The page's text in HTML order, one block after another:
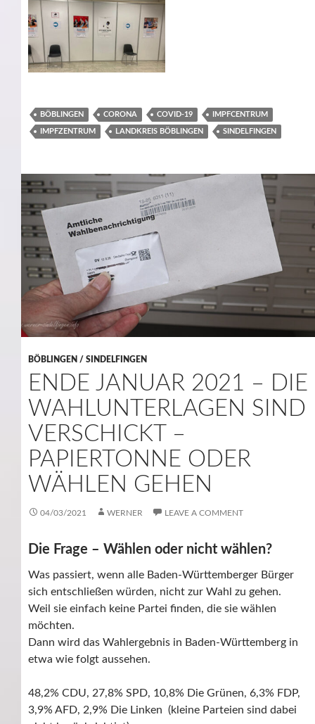
BÖBLINGEN CORONA COVID-19 IMPFCENTRUM
IMPFZENTRUM LANDKREIS BÖBLINGEN SINDELFINGEN
BÖBLINGEN / SINDELFINGEN
ENDE JANUAR 2021 – DIE
WAHLUNTERLAGEN SIND
VERSCHICKT –
PAPIERTONNE ODER
WÄHLEN GEHEN
04/03/2021 WERNER LEAVE A COMMENT
Die Frage – Wählen oder nicht wählen?
Was passiert, wenn alle Baden-Württemberger Bürger
sich entschließen würden, nicht zur Wahl zu gehen.
Weil sie einfach keine Partei finden, die sie wählen
möchten.
Dann wird das Wahlergebnis in Baden-Württemberg in
etwa wie folgt aussehen.
48,2% CDU, 27,8% SPD, 10,8% Die Grünen, 6,3% FDP,
3,9% AFD, 2,9% Die Linken (kleine Parteien sind dabei